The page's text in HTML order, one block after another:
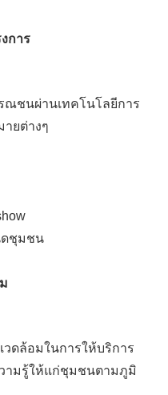
การ
ณชนผ่านเทคโนโลยีการ
ยต่างๆ
ดชุมชน
วดล้อมในการให้บริการ
ามรู้ให้แก่ชุมชนตามภูมิ